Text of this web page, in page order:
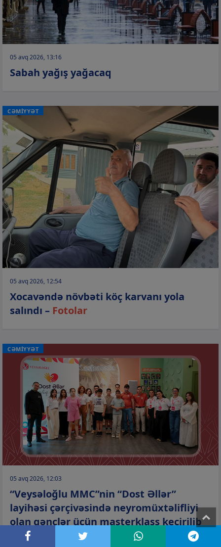
05 avq 2026, 13:16
Sabah yağış yağacaq
CƏMİYYƏT
05 avq 2026, 12:54
Xocavəndə növbəti köç karvanı yola
salındı – Fotolar
CƏMİYYƏT
05 avq 2026, 12:03
“Veysəloğlu MMC”nin “Dost Əllər”
layihəsi çərçivəsində neyromüxtəlifliyi
olan gənclər üçün masterklass keçirilib